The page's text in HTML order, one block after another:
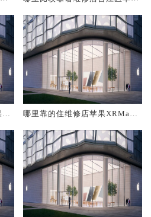
哪里靠的住维修店苹果XRMax